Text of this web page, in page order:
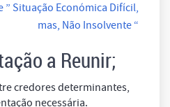
” Situação Económica Difícil,
mas, Não Insolvente “
a Reunir;
credores determinantes,
necessária.